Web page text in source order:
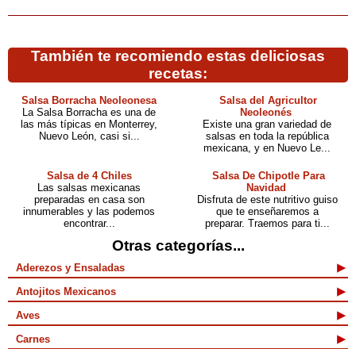
También te recomiendo estas deliciosas
recetas:
Salsa Borracha Neoleonesa
La Salsa Borracha es una de
las más típicas en Monterrey,
Nuevo León, casi si...
Salsa del Agricultor
Neoleonés
Existe una gran variedad de
salsas en toda la república
mexicana, y en Nuevo Le...
Salsa de 4 Chiles
Las salsas mexicanas
preparadas en casa son
innumerables y las podemos
encontrar...
Salsa De Chipotle Para
Navidad
Disfruta de este nutritivo guiso
que te enseñaremos a
preparar. Traemos para ti...
Otras categorías...
Aderezos y Ensaladas
Antojitos Mexicanos
Aves
Carnes